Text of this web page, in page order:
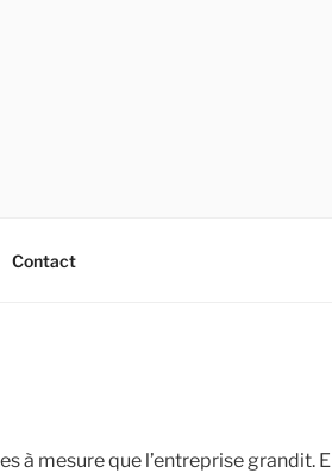
Contact
à mesure que l’entreprise grandit.